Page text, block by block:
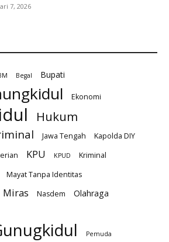
7, 2026
Begal Bupati
Ekonomi
Hukum
Jawa Tengah
Kapolda DIY
KPU KPUD
Kriminal
Mayat Tanpa Identitas
Miras Nasdem Olahraga
Pemuda